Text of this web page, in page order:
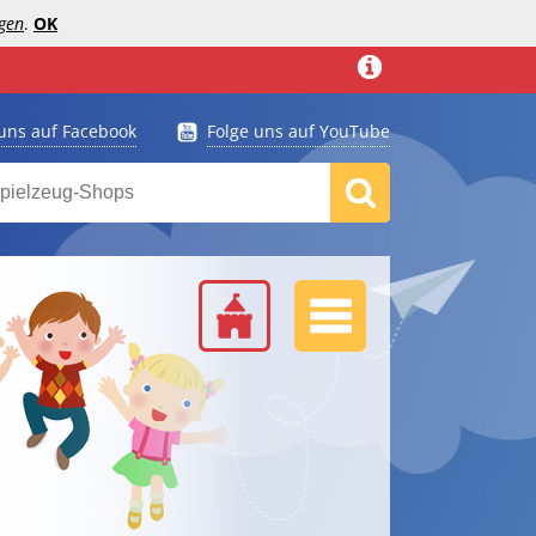
. OK
auf Facebook Folge uns auf YouTube